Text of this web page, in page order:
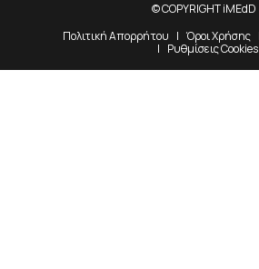
© COPYRIGHT iMEdD
Πολιτική Απορρήτου
Όροι Χρήσης
Ρυθμίσεις Cookies